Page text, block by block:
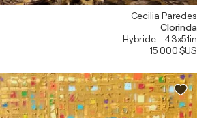
Cecilia Paredes
Clorinda
Hybride - 43x51in
15 000 $US